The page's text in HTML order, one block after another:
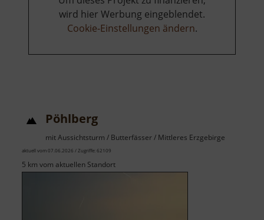
wird hier Werbung eingeblendet.
Cookie-Einstellungen ändern.
Pöhlberg
mit Aussichtsturm / Butterfässer / Mittleres Erzgebirge
aktuell vom 07.06.2026 / Zugriffe: 62109
5 km vom aktuellen Standort